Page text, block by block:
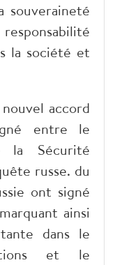
souveraineté
la société et
accord
entre le
la Sécurité
russe. du
ont signé
ainsi
dans le
et le